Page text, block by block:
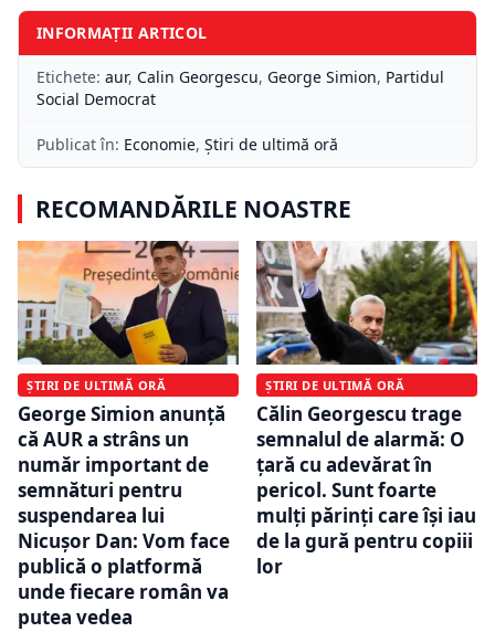
INFORMAȚII ARTICOL
Etichete: aur, Calin Georgescu, George Simion, Partidul
Social Democrat
Publicat în: Economie, Știri de ultimă oră
RECOMANDĂRILE NOASTRE
ȘTIRI DE ULTIMĂ ORĂ
George Simion anunță
că AUR a strâns un
număr important de
semnături pentru
suspendarea lui
Nicușor Dan: Vom face
publică o platformă
unde fiecare român va
putea vedea
ȘTIRI DE ULTIMĂ ORĂ
Călin Georgescu trage
semnalul de alarmă: O
țară cu adevărat în
pericol. Sunt foarte
mulți părinți care își iau
de la gură pentru copiii
lor